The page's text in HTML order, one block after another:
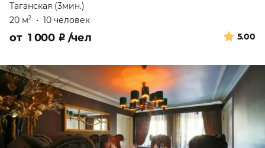
Таганская (3мин.)
20 м2 • 10 человек
5.00
от 1 000 ₽ /чел